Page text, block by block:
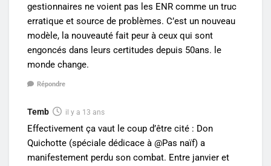
gestionnaires ne voient pas les ENR comme un truc
erratique et source de problèmes. C’est un nouveau
modèle, la nouveauté fait peur à ceux qui sont
engoncés dans leurs certitudes depuis 50ans. le
monde change.
Répondre
Temb il y a 13 ans
Effectivement ça vaut le coup d’être cité : Don
Quichotte (spéciale dédicace à @Pas naïf) a
manifestement perdu son combat. Entre janvier et